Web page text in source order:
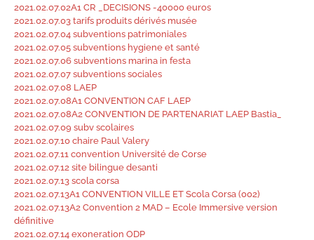
2021.02.07.02A1 CR _DECISIONS -40000 euros
2021.02.07.03 tarifs produits dérivés musée
2021.02.07.04 subventions patrimoniales
2021.02.07.05 subventions hygiene et santé
2021.02.07.06 subventions marina in festa
2021.02.07.07 subventions sociales
2021.02.07.08 LAEP
2021.02.07.08A1 CONVENTION CAF LAEP
2021.02.07.08A2 CONVENTION DE PARTENARIAT LAEP Bastia_
2021.02.07.09 subv scolaires
2021.02.07.10 chaire Paul Valery
2021.02.07.11 convention Université de Corse
2021.02.07.12 site bilingue desanti
2021.02.07.13 scola corsa
2021.02.07.13A1 CONVENTION VILLE ET Scola Corsa (002)
2021.02.07.13A2 Convention 2 MAD – Ecole Immersive version
définitive
2021.02.07.14 exoneration ODP